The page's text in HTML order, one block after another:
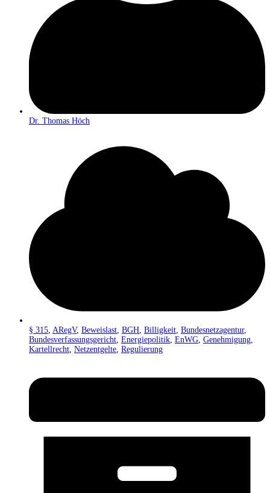
Dr. Thomas Höch
§ 315, ARegV, Beweislast, BGH, Billigkeit, Bundesnetzagentur,
Bundesverfassungsgericht, Energiepolitik, EnWG, Genehmigung,
Kartellrecht, Netzentgelte, Regulierung